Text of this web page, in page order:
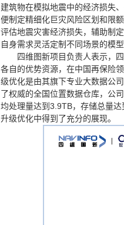
建筑物在模拟地震中的经济损失
便制定精细化巨灾风险区划和限
评估地震灾害经济损失，辅助制
自身需求灵活定制不同场景的模
四维图新项目负责人表示，
各自的优势资源，在中国再保险
级优化是由其旗下专业大数据公
了权威的全国位置数据仓库，公
均处理量达到3.9TB，存储总量
升级优化中得到了充分的展现。